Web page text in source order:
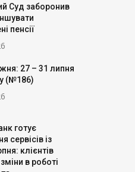
Суд заборонив
пенсії
27 – 31 липня
(№186)
готує
сервісів із
клієнтів
в роботі